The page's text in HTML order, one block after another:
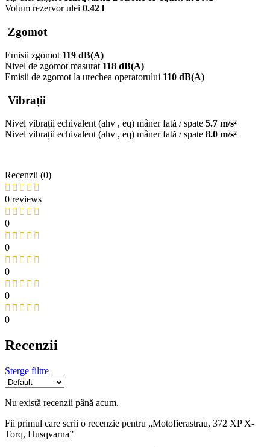
Volum rezervor ulei 0.42 l
Zgomot
Emisii zgomot 119 dB(A)
Nivel de zgomot masurat 118 dB(A)
Emisii de zgomot la urechea operatorului 110 dB(A)
Vibrații
Nivel vibrații echivalent (ahv , eq) mâner fată / spate 5.7 m/s²
Nivel vibrații echivalent (ahv , eq) mâner fată / spate 8.0 m/s²
Recenzii (0)
0 reviews
0
0
0
0
0
Recenzii
Sterge filtre
Nu există recenzii până acum.
Fii primul care scrii o recenzie pentru „Motofierastrau, 372 XP X-
Torq, Husqvarna”